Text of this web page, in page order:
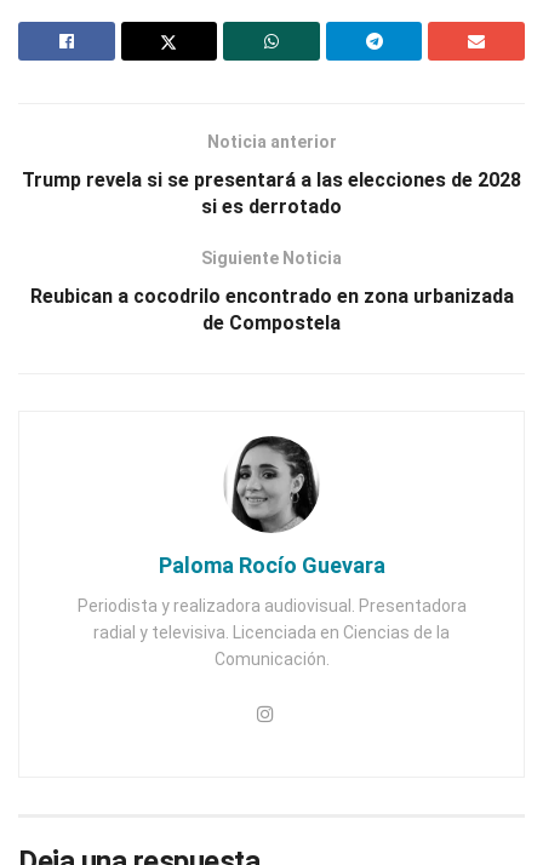
Noticia anterior
Trump revela si se presentará a las elecciones de 2028
si es derrotado
Siguiente Noticia
Reubican a cocodrilo encontrado en zona urbanizada
de Compostela
Paloma Rocío Guevara
Periodista y realizadora audiovisual. Presentadora
radial y televisiva. Licenciada en Ciencias de la
Comunicación.